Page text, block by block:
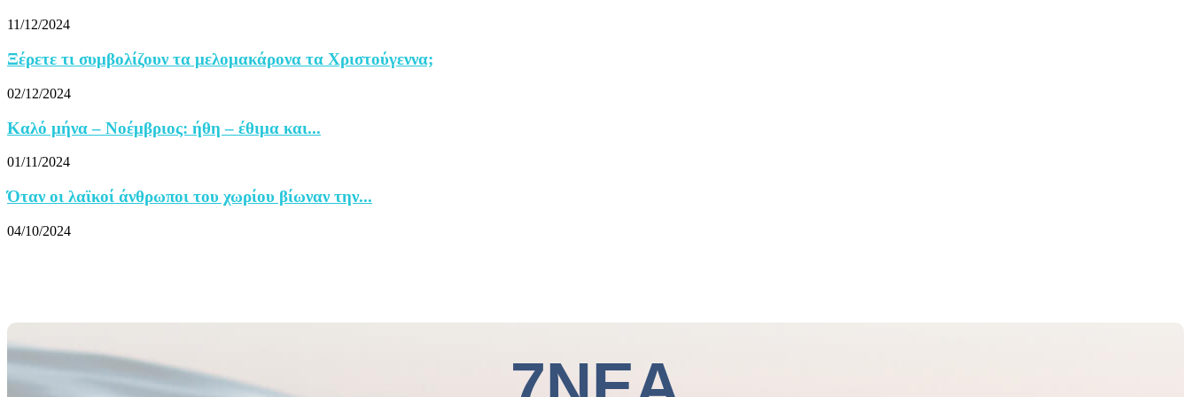
11/12/2024
Ξέρετε τι συμβολίζουν τα μελομακάρονα τα Χριστούγεννα;
02/12/2024
Καλό μήνα – Νοέμβριος: ήθη – έθιμα και...
01/11/2024
Όταν οι λαϊκοί άνθρωποι του χωρίου βίωναν την...
04/10/2024